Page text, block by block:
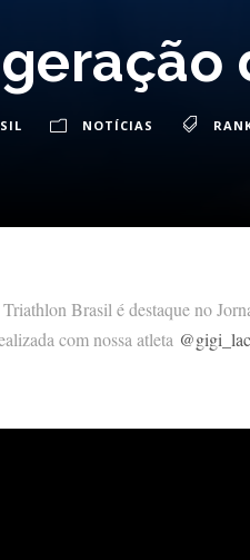
NOTÍCIAS
Brasil é destaque no
com nossa atleta